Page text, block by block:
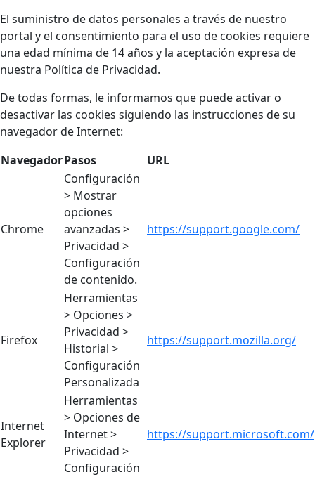
El suministro de datos personales a través de nuestro
portal y el consentimiento para el uso de cookies requiere
una edad mínima de 14 años y la aceptación expresa de
nuestra Política de Privacidad.
De todas formas, le informamos que puede activar o
desactivar las cookies siguiendo las instrucciones de su
navegador de Internet:
NavegadorPasos URL
Chrome
Configuración
> Mostrar
opciones
avanzadas >
Privacidad >
Configuración
de contenido.
https://support.google.com/
Firefox
Herramientas
> Opciones >
Privacidad >
Historial >
Configuración
Personalizada
https://support.mozilla.org/
Internet
Explorer
Herramientas
> Opciones de
Internet >
Privacidad >
Configuración
https://support.microsoft.com/